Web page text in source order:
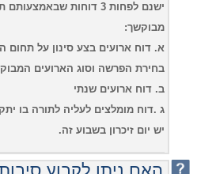
ישנם לפחות 3 דוחות
מבוקשך:
א. דוח ארועים בצע סינון על תחום
בחירת הפרשה וסוג הארועים
ב. דוח ארועים שנתי
ג .דוח מומלצים לעליה לתורה בו
יש יום זיכרון בשבוע זה.